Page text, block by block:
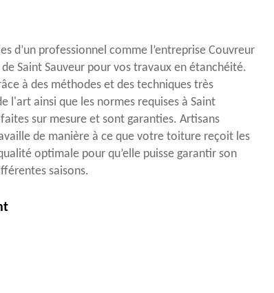
d’un professionnel comme l’entreprise Couvreur
Saint Sauveur pour vos travaux en étanchéité.
à des méthodes et des techniques très
l'art ainsi que les normes requises à Saint
sur mesure et sont garanties. Artisans
de manière à ce que votre toiture reçoit les
optimale pour qu’elle puisse garantir son
saisons.